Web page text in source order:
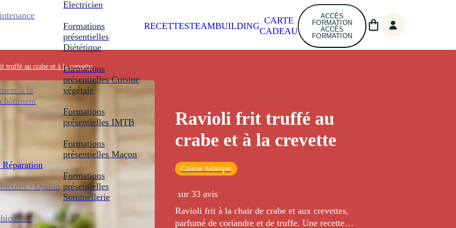
à la
bâtiment
- Option
-
Electricien
Formations
présentielles
Diététique
Formations
présentielles Cuisine
végétale
Formations
présentielles IMTB
Formations
présentielles Maçon
Formations
présentielles
Sommellerie
RECETTESTEAMBUILDING
CARTE
CADEAU
ACCÈS
FORMATION
ACCÈS
FORMATION
truffé au crabe et à la crevette
Ravioli frit truffé au
crabe et à la crevette
Cuisine Asiatique
sur 33 avis
Ravioli frit à la chair de crabe et aux crevettes,
parfumé de coriandre et de truffe. Une recette